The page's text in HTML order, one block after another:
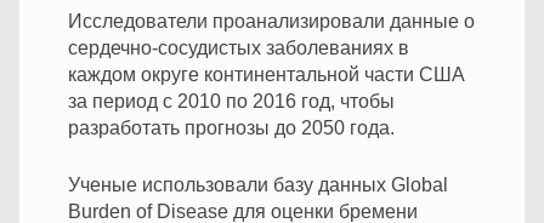
Исследователи проанализировали данные о
сердечно-сосудистых заболеваниях в
каждом округе континентальной части США
за период с 2010 по 2016 год, чтобы
разработать прогнозы до 2050 года.
Ученые использовали базу данных Global
Burden of Disease для оценки бремени